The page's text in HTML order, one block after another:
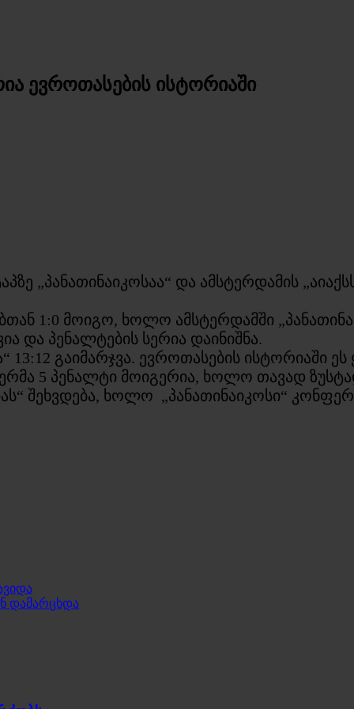
ევროთასების ისტორიაში
„პანათინაიკოსაა“ და ამსტერდამის
1:0 მოიგო, ხოლო ამსტერდამში
და პენალტების სერია დაინიშნა.
13:12 გაიმარჯვა. ევროთასების ისტორიაში
5 პენალტი მოიგერია, ხოლო თავად
შეხვდება, ხოლო „პანათინაიკოსი“
დამარცხდა